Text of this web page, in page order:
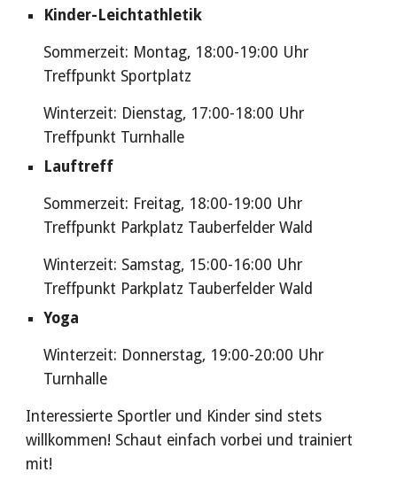
Kinder-Leichtathletik
Sommerzeit: Montag, 18:00-19:00 Uhr
Treffpunkt Sportplatz
Winterzeit: Dienstag, 17:00-18:00 Uhr
Treffpunkt Turnhalle
Lauftreff
Sommerzeit: Freitag, 18:00-19:00 Uhr
Treffpunkt Parkplatz Tauberfelder Wald
Winterzeit: Samstag, 15:00-16:00 Uhr
Treffpunkt Parkplatz Tauberfelder Wald
Yoga
Winterzeit: Donnerstag, 19:00-20:00 Uhr
Turnhalle
Interessierte Sportler und Kinder sind stets
willkommen! Schaut einfach vorbei und trainiert
mit!